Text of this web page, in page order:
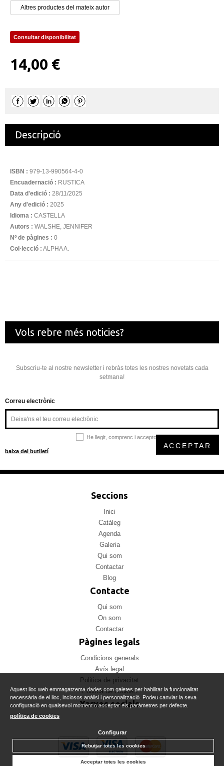
Altres productes del mateix autor
Consultar disponibilitat
14,00 €
Descripció
ISBN : 979-13-990564-4-0
Encuadernació : RUSTICA
Data d'edició : 28/11/2025
Any d'edició : 2025
Idioma : CASTELLA
Autors : WALSHE, JENNIFER
Nº de pàgines : 0
Col·lecció : ALPHA A.
Vols rebre més noticies?
Subscriu-te al nostre newsletter i rebràs totes les nostres novetats cada
setmana!
Correu electrònic
He llegit, comprenc i accepto la
baixa del butlletí
ACCEPTAR
Seccions
Inici
Catàleg
Agenda
Galeria
Qui som
Contactar
Blog
Contacte
Qui som
On som
Contactar
Pàgines legals
Condicions generals
Avís legal
Politica de privacitat
Politica de cookies
Xarxes socials
Aquest lloc web emmagatzema dades com galetes per habilitar la funcionalitat
necessària de el lloc, inclosos anàlisi i personalització. Podeu canviar la seva
configuració en qualsevol moment o acceptar els paràmetres per defecte.
política de cookies
Configurar
Rebutjar totes les cookies
Acceptar totes les cookies